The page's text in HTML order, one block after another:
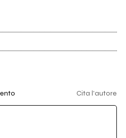
Cita l'autore